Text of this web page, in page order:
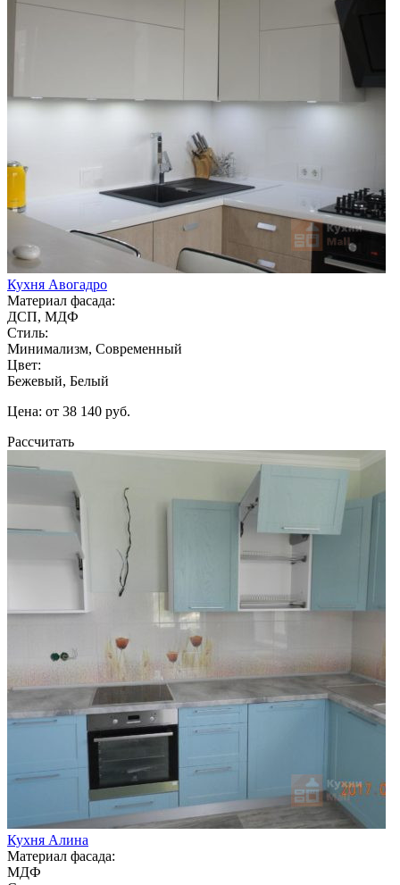
Кухня Авогадро
Материал фасада:
ДСП, МДФ
Стиль:
Минимализм, Современный
Цвет:
Бежевый, Белый
Цена: от 38 140 руб.
Рассчитать
Кухня Алина
Материал фасада:
МДФ